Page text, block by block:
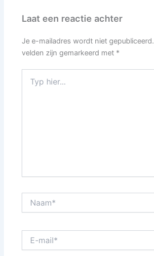
Laat een reactie achter
Je e-mailadres wordt niet gepubliceerd.
velden zijn gemarkeerd met *
hier...
mail*